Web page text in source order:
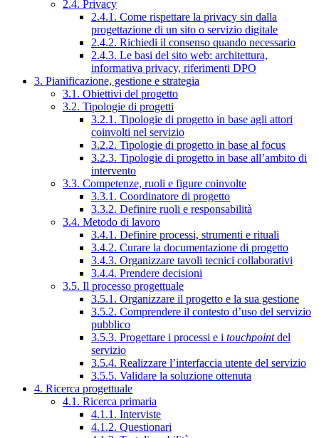
2.4. Privacy
2.4.1. Come rispettare la privacy sin dalla
progettazione di un sito o servizio digitale
2.4.2. Richiedi il consenso quando necessario
2.4.3. Le basi del sito web: architettura,
informativa privacy, riferimenti DPO
3. Pianificazione, gestione e strategia
3.1. Obiettivi del progetto
3.2. Tipologie di progetti
3.2.1. Tipologie di progetto in base agli attori
coinvolti nel servizio
3.2.2. Tipologie di progetto in base al focus
3.2.3. Tipologie di progetto in base all’ambito di
intervento
3.3. Competenze, ruoli e figure coinvolte
3.3.1. Coordinatore di progetto
3.3.2. Definire ruoli e responsabilità
3.4. Metodo di lavoro
3.4.1. Definire processi, strumenti e rituali
3.4.2. Curare la documentazione di progetto
3.4.3. Organizzare tavoli tecnici collaborativi
3.4.4. Prendere decisioni
3.5. Il processo progettuale
3.5.1. Organizzare il progetto e la sua gestione
3.5.2. Comprendere il contesto d’uso del servizio
pubblico
3.5.3. Progettare i processi e i touchpointdel
servizio
3.5.4. Realizzare l’interfaccia utente del servizio
3.5.5. Validare la soluzione ottenuta
4. Ricerca progettuale
4.1. Ricerca primaria
4.1.1. Interviste
4.1.2. Questionari